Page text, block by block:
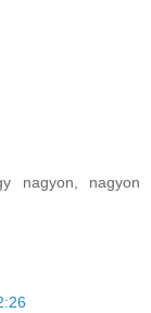
nagyon, nagyon